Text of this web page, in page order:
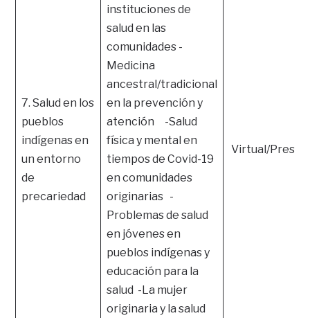
7. Salud en los
pueblos
indígenas en
un entorno
de
precariedad
instituciones de
salud en las
comunidades -
Medicina
ancestral/tradicional
en la prevención y
atención -Salud
física y mental en
tiempos de Covid-19
en comunidades
originarias -
Problemas de salud
en jóvenes en
pueblos indígenas y
educación para la
salud -La mujer
originaria y la salud
Virtual/